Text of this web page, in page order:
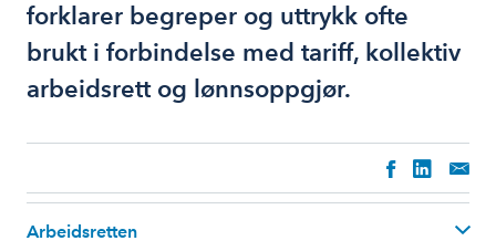
forklarer begreper og uttrykk ofte
brukt i forbindelse med tariff, kollektiv
arbeidsrett og lønnsoppgjør.
Arbeidsretten